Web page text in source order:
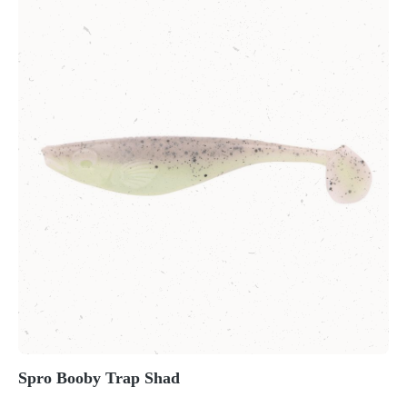
Spro Booby Trap Shad